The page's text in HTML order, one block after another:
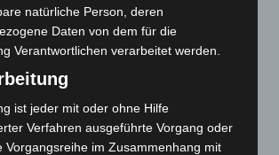
„Kulinarischer Botschafter
mit: „Wir werden 12.000 Liter brauen.
auf dem Schützenplatz ausgeschenkt
natürliche Person, deren
Daten von dem für die
Verantwortlichen verarbeitet werden.
ist jeder mit oder ohne Hilfe
Verfahren ausgeführte Vorgang oder
Vorgangsreihe im Zusammenhang mit